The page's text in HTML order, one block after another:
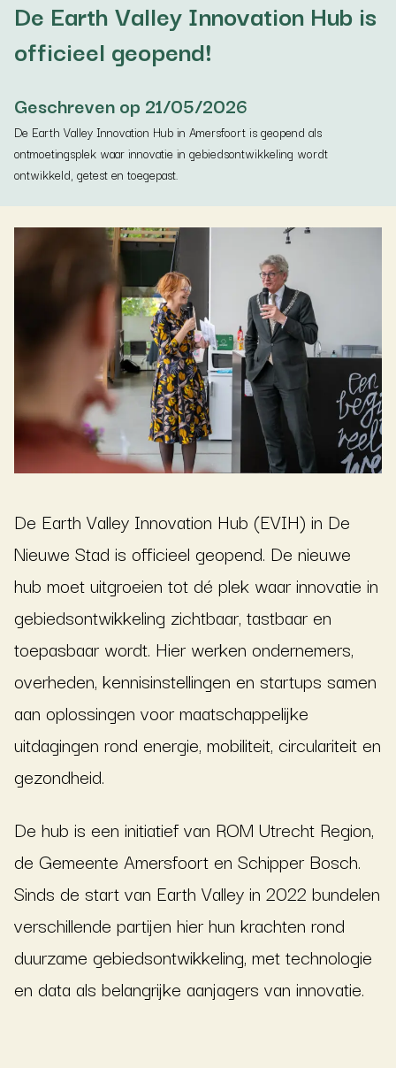
De Earth Valley Innovation Hub is
officieel geopend!
Geschreven op 21/05/2026
De Earth Valley Innovation Hub in Amersfoort is geopend als
ontmoetingsplek waar innovatie in gebiedsontwikkeling wordt
ontwikkeld, getest en toegepast.
De Earth Valley Innovation Hub (EVIH) in De
Nieuwe Stad is officieel geopend. De nieuwe
hub moet uitgroeien tot dé plek waar innovatie in
gebiedsontwikkeling zichtbaar, tastbaar en
toepasbaar wordt. Hier werken ondernemers,
overheden, kennisinstellingen en startups samen
aan oplossingen voor maatschappelijke
uitdagingen rond energie, mobiliteit, circulariteit en
gezondheid.
De hub is een initiatief van ROM Utrecht Region,
de Gemeente Amersfoort en Schipper Bosch.
Sinds de start van Earth Valley in 2022 bundelen
verschillende partijen hier hun krachten rond
duurzame gebiedsontwikkeling, met technologie
en data als belangrijke aanjagers van innovatie.